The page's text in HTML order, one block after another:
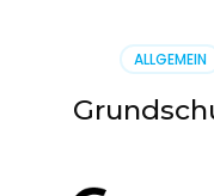
ALLGEMEIN